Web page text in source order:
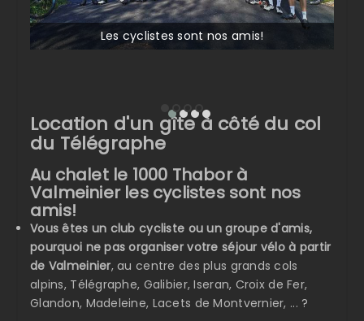
Les cyclistes sont nos amis!
Location d'un gîte à côté du col
du Télégraphe
Au chalet le 1000 Thabor à
Valmeinier les cyclistes sont nos
amis!
Vous êtes un club cycliste ou un groupe d'amis,
pourquoi ne pas organiser votre séjour vélo à partir
de Valmeinier, au centre des plus grands cols
alpins, Télégraphe, Galibier, Iseran, Croix de Fer,
Glandon, Madeleine, Lacets de Montvernier, ... ?